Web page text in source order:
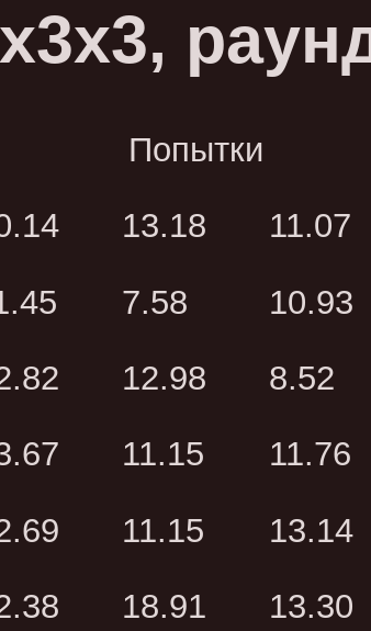
Попытки
13.18 11.07
7.58 10.93
12.98 8.52
11.15 11.76
11.15 13.14
18.91 13.30